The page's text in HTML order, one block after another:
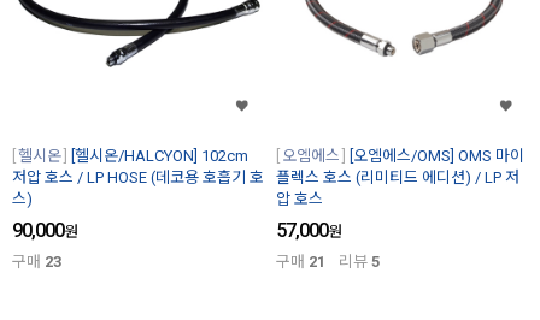
헬시온
[헬시온/HALCYON] 102cm
저압 호스 / LP HOSE (데코용 호흡기 호
스)
90,000원
구매 23
오엠에스
[오엠에스/OMS] OMS 마이
플렉스 호스 (리미티드 에디션) / LP 저
압 호스
57,000원
구매 21 리뷰 5